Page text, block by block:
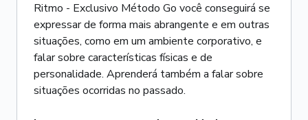
Ritmo - Exclusivo Método Go você conseguirá se
expressar de forma mais abrangente e em outras
situações, como em um ambiente corporativo, e
falar sobre características físicas e de
personalidade. Aprenderá também a falar sobre
situações ocorridas no passado.